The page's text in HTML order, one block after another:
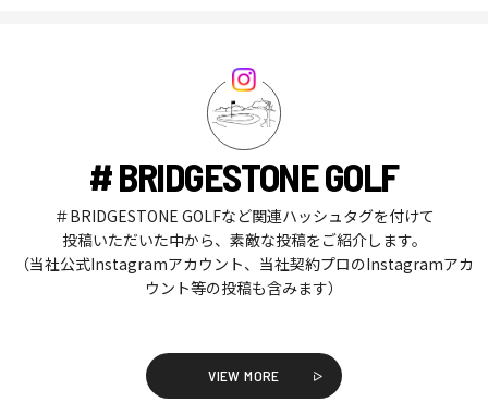
# BRIDGESTONE GOLF
＃BRIDGESTONE GOLFなど関連ハッシュタグを付けて
投稿いただいた中から、素敵な投稿をご紹介します。
（当社公式Instagramアカウント、当社契約プロのInstagramアカ
ウント等の投稿も含みます）
VIEW MORE